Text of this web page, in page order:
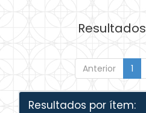
Resultados
Anterior 1
Resultados por ítem: